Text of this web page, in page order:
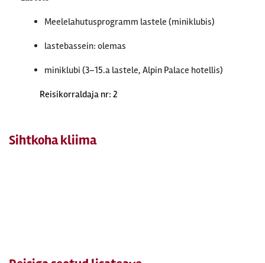
Meelelahutusprogramm lastele (miniklubis)
lastebassein: olemas
miniklubi (3–15.a lastele, Alpin Palace hotellis)
Reisikorraldaja nr: 2
Sihtkoha kliima